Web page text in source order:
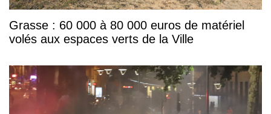
Grasse : 60 000 à 80 000 euros de matériel
volés aux espaces verts de la Ville